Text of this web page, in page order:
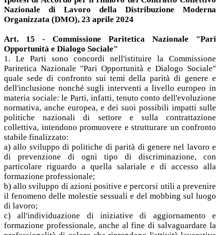
Nazionale di Lavoro della Distribuzione Moderna
Organizzata (DMO), 23 aprile 2024
Art. 15 - Commissione Paritetica Nazionale "Pari
Opportunità e Dialogo Sociale"
1. Le Parti sono concordi nell'istituire la Commissione
Paritetica Nazionale "Pari Opportunità e Dialogo Sociale"
quale sede di confronto sui temi della parità di genere e
dell'inclusione nonché sugli interventi a livello europeo in
materia sociale: le Parti, infatti, tenuto conto dell'evoluzione
normativa, anche europea, e dei suoi possibili impatti sulle
politiche nazionali di settore e sulla contrattazione
collettiva, intendono promuovere e strutturare un confronto
stabile finalizzato:
a) allo sviluppo di politiche di parità di genere nel lavoro e
di prevenzione di ogni tipo di discriminazione, con
particolare riguardo a quella salariale e di accesso alla
formazione professionale;
b) allo sviluppo di azioni positive e percorsi utili a prevenire
il fenomeno delle molestie sessuali e del mobbing sul luogo
di lavoro;
c) all'individuazione di iniziative di aggiornamento e
formazione professionale, anche al fine di salvaguardare la